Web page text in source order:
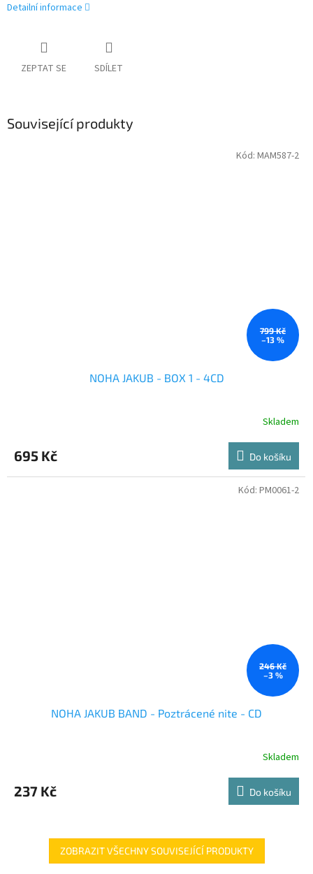
Detailní informace
ZEPTAT SE SDÍLET
Související produkty
799 Kč
–13 %
NOHA JAKUB - BOX 1 - 4CD
Skladem
695 Kč Do košíku
Kód: MAM587-2
246 Kč
–3 %
NOHA JAKUB BAND - Poztrácené nite - CD
Skladem
237 Kč Do košíku
Kód: PM0061-2
ZOBRAZIT VŠECHNY SOUVISEJÍCÍ PRODUKTY